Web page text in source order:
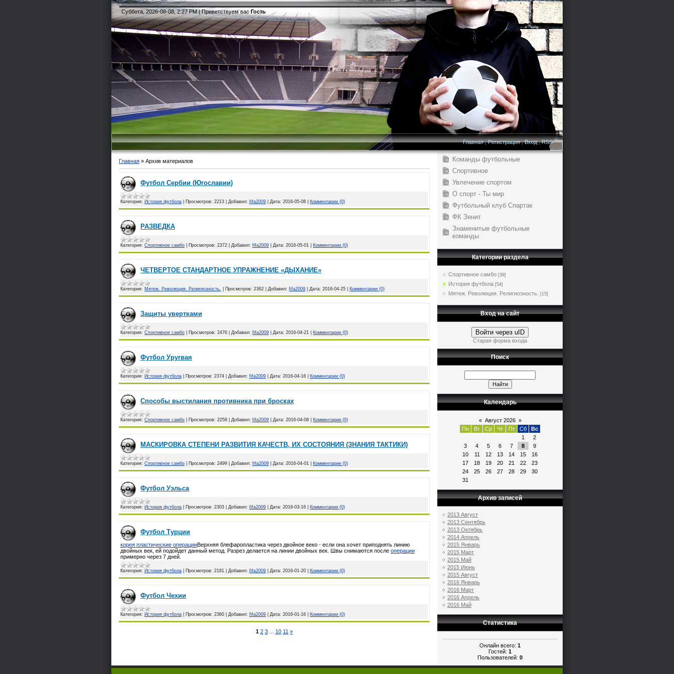
Суббота, 2026-08-08, 2:27 PM |Приветствуем вас Гость
Главная|Регистрация|Вход|RSS
Главная » Архив материалов
Футбол Сербии (Югославии)
Категория: История футбола Просмотров: 2213 Добавил: fifa2009 Дата: 2016-05-08 Комментарии (0)
РАЗВЕДКА
Категория: Спортивное самбо Просмотров: 2372 Добавил: fifa2009 Дата: 2016-05-01 Комментарии (0)
ЧЕТВЕРТОЕ СТАНДАРТНОЕ УПРАЖНЕНИЕ «ДЫХАНИЕ»
Категория: Мятеж. Революция. Религиозность. Просмотров: 2362 Добавил: fifa2009 Дата: 2016-04-25 Комментарии (0)
Защиты увертками
Категория: Спортивное самбо Просмотров: 2476 Добавил: fifa2009 Дата: 2016-04-21 Комментарии (0)
Футбол Уругвая
Категория: История футбола Просмотров: 2374 Добавил: fifa2009 Дата: 2016-04-16 Комментарии (0)
Способы выстилания противника при бросках
Категория: Спортивное самбо Просмотров: 2258 Добавил: fifa2009 Дата: 2016-04-08 Комментарии (0)
МАСКИРОВКА СТЕПЕНИ РАЗВИТИЯ КАЧЕСТВ, ИХ СОСТОЯНИЯ (ЗНАНИЯ ТАКТИКИ)
Категория: Спортивное самбо Просмотров: 2499 Добавил: fifa2009 Дата: 2016-04-01 Комментарии (0)
Футбол Уэльса
Категория: История футбола Просмотров: 2303 Добавил: fifa2009 Дата: 2016-03-16 Комментарии (0)
Футбол Турции
корея пластические операцииВерхняя блефаропластика через двойное веко - если она хочет приподнять линию
двойных век, ей подойдет данный метод. Разрез делается на линии двойных век. Швы снимаются после операции
примерно через 7 дней.
Категория: История футбола Просмотров: 2181 Добавил: fifa2009 Дата: 2016-01-20 Комментарии (0)
Футбол Чехии
Категория: История футбола Просмотров: 2360 Добавил: fifa2009 Дата: 2016-01-16 Комментарии (0)
1 2 3 10 11 »
Команды футбольные
Спортивное
Увлечение спортом
О спорт - Ты мир
Футбольный клуб Спартак
ФК Зенит
Знаменитые футбольные
команды
Категории раздела
Спортивное самбо [39]
История футбола [54]
Мятеж. Революция. Религиозность. [15]
Вход на сайт
Войти через uID
Старая форма входа
Поиск
Календарь
« Август 2026 »
Пн
Вт Ср Чт Пт Сб
Вс
1
2
3
4 5 6 7 8
9
10
11 12 13 14 15
16
17
18 19 20 21 22
23
24
25 26 27 28 29
30
31
Архив записей
2013 Август
2013 Сентябрь
2013 Октябрь
2014 Апрель
2015 Январь
2015 Март
2015 Май
2015 Июнь
2015 Август
2016 Январь
2016 Март
2016 Апрель
2016 Май
Статистика
Онлайн всего: 1
Гостей: 1
Пользователей: 0